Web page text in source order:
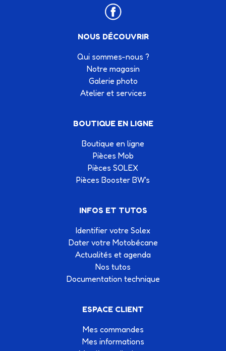
NOUS DÉCOUVRIR
Qui sommes-nous ?
Notre magasin
Galerie photo
Atelier et services
BOUTIQUE EN LIGNE
Boutique en ligne
Pièces Mob
Pièces SOLEX
Pièces Booster BW's
INFOS ET TUTOS
Identifier votre Solex
Dater votre Motobécane
Actualités et agenda
Nos tutos
Documentation technique
ESPACE CLIENT
Mes commandes
Mes informations